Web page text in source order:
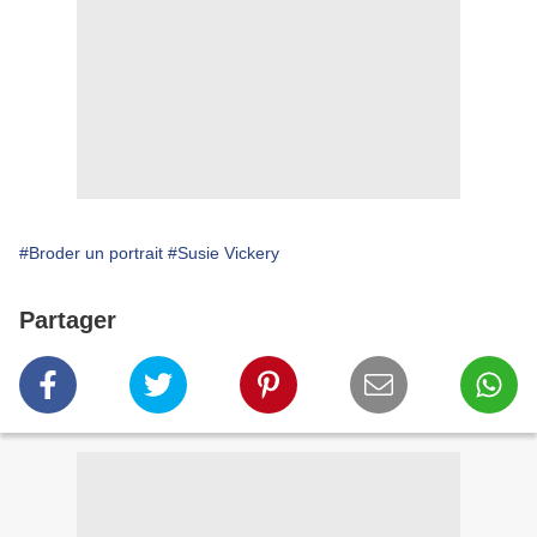
#Broder un portrait #Susie Vickery
Partager